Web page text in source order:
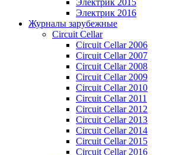
Электрик 2015
Электрик 2016
Журналы зарубежные
Circuit Cellar
Circuit Cellar 2006
Circuit Cellar 2007
Circuit Cellar 2008
Circuit Cellar 2009
Circuit Cellar 2010
Circuit Cellar 2011
Circuit Cellar 2012
Circuit Cellar 2013
Circuit Cellar 2014
Circuit Cellar 2015
Circuit Cellar 2016